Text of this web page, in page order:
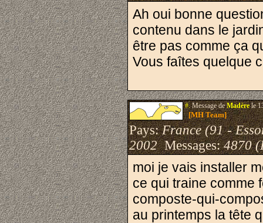
Ah oui bonne
contenu dans le
être pas comme ça
Vous faîtes quelque
#.Message deMadèrele
[MH Team]
Pays:France (91 -
2002Messages:4870
moi je vais installer
ce qui traine comme
composte-qui-
au printemps la tête